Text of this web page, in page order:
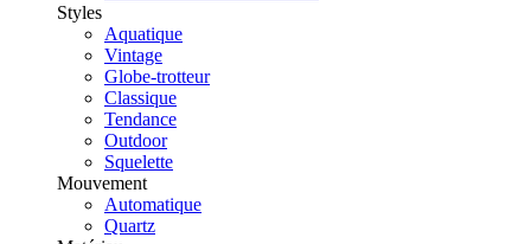
Styles
Aquatique
Vintage
Globe-trotteur
Classique
Tendance
Outdoor
Squelette
Mouvement
Automatique
Quartz